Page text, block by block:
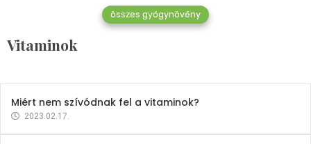
összes gyógynövény
Vitaminok
Mindent a B-12 vitaminról
2023.02.27.
Miért nem szívódnak fel a vitaminok?
2023.02.17.